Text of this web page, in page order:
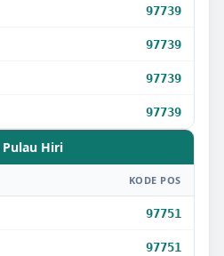
97739
97739
97739
97739
Pulau Hiri
KODE POS
97751
97751